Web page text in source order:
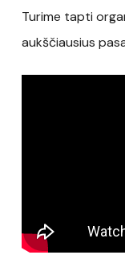
Turime tapti
aukščiausius